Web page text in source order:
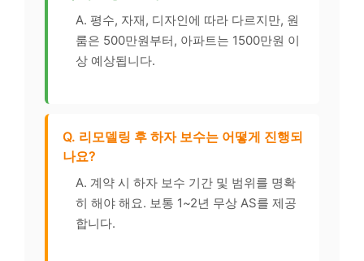
A. 평수, 자재, 디자인에 따라 다르지만, 원
룸은 500만원부터, 아파트는 1500만원 이
상 예상됩니다.
Q. 리모델링 후 하자 보수는 어떻게 진행되
나요?
A. 계약 시 하자 보수 기간 및 범위를 명확
히 해야 해요. 보통 1~2년 무상 AS를 제공
합니다.